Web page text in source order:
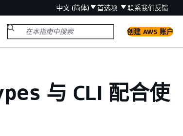
中文 (简体) 首选项 联系我们反馈
创建 AWS 账户
与 CLI 配合使